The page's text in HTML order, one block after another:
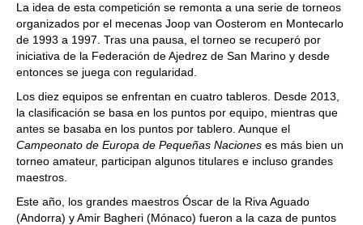
La idea de esta competición se remonta a una serie de torneos
organizados por el mecenas Joop van Oosterom en Montecarlo
de 1993 a 1997. Tras una pausa, el torneo se recuperó por
iniciativa de la Federación de Ajedrez de San Marino y desde
entonces se juega con regularidad.
Los diez equipos se enfrentan en cuatro tableros. Desde 2013,
la clasificación se basa en los puntos por equipo, mientras que
antes se basaba en los puntos por tablero. Aunque el
Campeonato de Europa de Pequeñas Naciones es más bien un
torneo amateur, participan algunos titulares e incluso grandes
maestros.
Este año, los grandes maestros Óscar de la Riva Aguado
(Andorra) y Amir Bagheri (Mónaco) fueron a la caza de puntos